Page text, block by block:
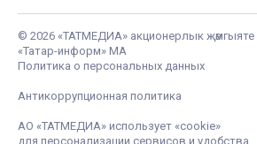
© 2026 «ТАТМЕДИА» акционерлык җәмгыяте
«Татар-информ» МА
Политика о персональных данных
Антикоррупционная политика
АО «ТАТМЕДИА» использует «cookie»
для персонализации сервисов и удобства